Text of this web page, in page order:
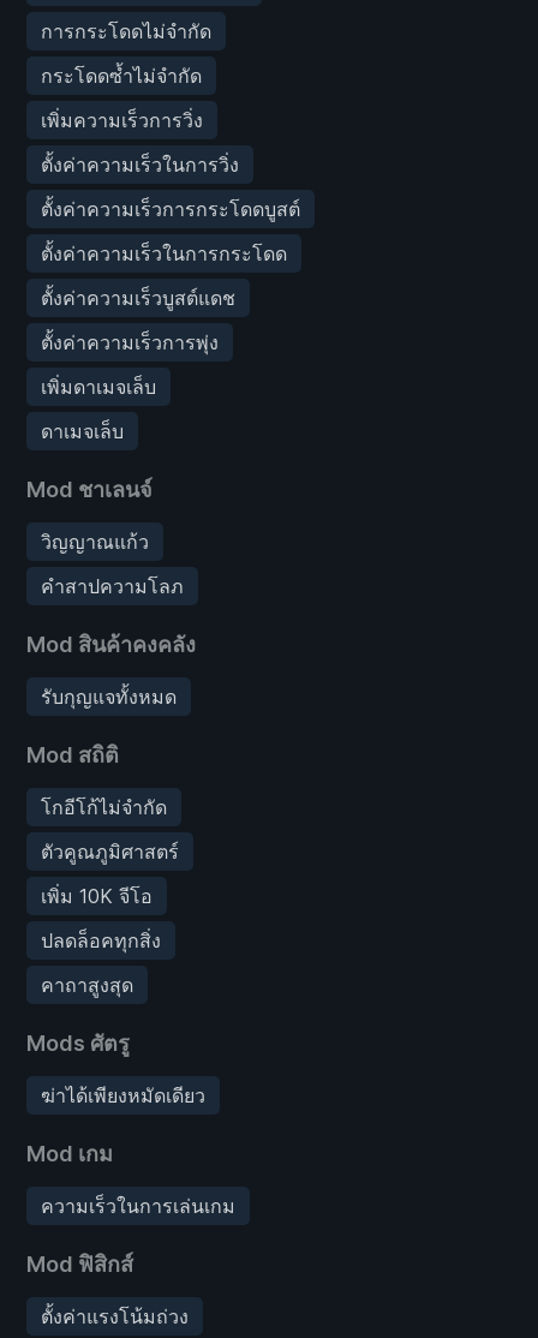
การกระโดดไม่จำกัด
กระโดดซ้ำไม่จำกัด
เพิ่มความเร็วการวิ่ง
ตั้งค่าความเร็วในการวิ่ง
ตั้งค่าความเร็วการกระโดดบูสต์
ตั้งค่าความเร็วในการกระโดด
ตั้งค่าความเร็วบูสต์แดช
ตั้งค่าความเร็วการพุ่ง
เพิ่มดาเมจเล็บ
ดาเมจเล็บ
Mod ชาเลนจ์
วิญญาณแก้ว
คำสาปความโลภ
Mod สินค้าคงคลัง
รับกุญแจทั้งหมด
Mod สถิติ
โกอีโก้ไม่จำกัด
ตัวคูณภูมิศาสตร์
เพิ่ม 10K จีโอ
ปลดล็อคทุกสิ่ง
คาถาสูงสุด
Mods ศัตรู
ฆ่าได้เพียงหมัดเดียว
Mod เกม
ความเร็วในการเล่นเกม
Mod ฟิสิกส์
ตั้งค่าแรงโน้มถ่วง